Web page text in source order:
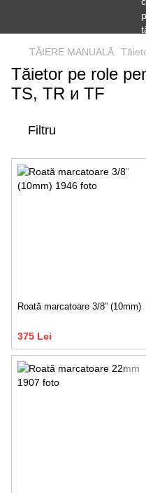
TĂIERE MANUALĂ
Tăietor pe role
TS, TR и TF
Filtru
Roată marcatoare 3/8” (10mm)
375 Lei